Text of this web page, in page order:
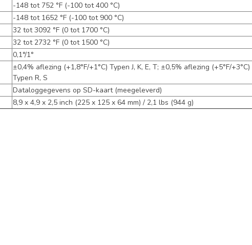
-148 tot 752 °F (-100 tot 400 °C)
-148 tot 1652 °F (-100 tot 900 °C)
32 tot 3092 °F (0 tot 1700 °C)
32 tot 2732 °F (0 tot 1500 °C)
0,1°/1°
±0,4% aflezing (+1,8°F/+1°C) Typen J, K, E, T; ±0,5% aflezing (+5°F/+3°C)
Typen R, S
Dataloggegevens op SD-kaart (meegeleverd)
8,9 x 4,9 x 2,5 inch (225 x 125 x 64 mm) / 2,1 lbs (944 g)